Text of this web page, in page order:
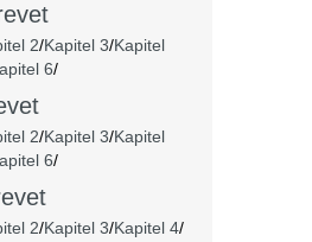
2/Kapitel 3/Kapitel
6/
2/Kapitel 3/Kapitel
6/
2/Kapitel 3/Kapitel 4/